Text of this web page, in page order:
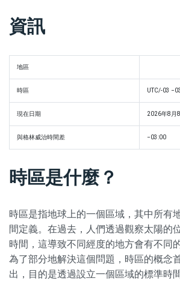
資訊
地區
時區 UTC/-03
現在日期 2026年8月
與格林威治時間差 −03:00
時區是什麼？
時區是指地球上的一個區域，其中所有
間定義。在過去，人們透過觀察太陽的
時間，這導致不同經度的地方會有不同
為了部分地解決這個問題，時區的概念
出，目的是透過設立一個區域的標準時